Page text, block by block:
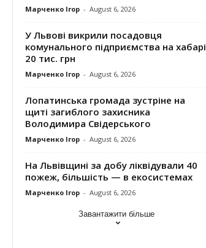
Марченко Ігор - August 6, 2026
У Львові викрили посадовця
комунального підприємства на хабарі
20 тис. грн
Марченко Ігор - August 6, 2026
Лопатинська громада зустріне на
щиті загиблого захисника
Володимира Свідерського
Марченко Ігор - August 6, 2026
На Львівщині за добу ліквідували 40
пожеж, більшість — в екосистемах
Марченко Ігор - August 6, 2026
Завантажити більше